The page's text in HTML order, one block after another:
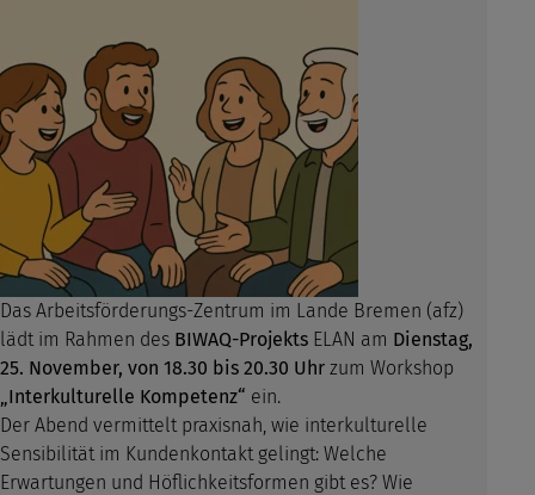
Das Arbeitsförderungs-Zentrum im Lande Bremen (afz)
lädt im Rahmen des BIWAQ-Projekts ELAN am Dienstag,
25. November, von 18.30 bis 20.30 Uhr zum Workshop
„Interkulturelle Kompetenz“ ein.
Der Abend vermittelt praxisnah, wie interkulturelle
Sensibilität im Kundenkontakt gelingt: Welche
Erwartungen und Höflichkeitsformen gibt es? Wie